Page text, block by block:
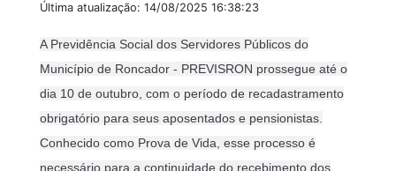
Última atualização: 14/08/2025 16:38:23
A Previdência Social dos Servidores Públicos do
Município de Roncador - PREVISRON prossegue até o
dia 10 de outubro, com o período de recadastramento
obrigatório para seus aposentados e pensionistas.
Conhecido como Prova de Vida, esse processo é
necessário para a continuidade do recebimento dos